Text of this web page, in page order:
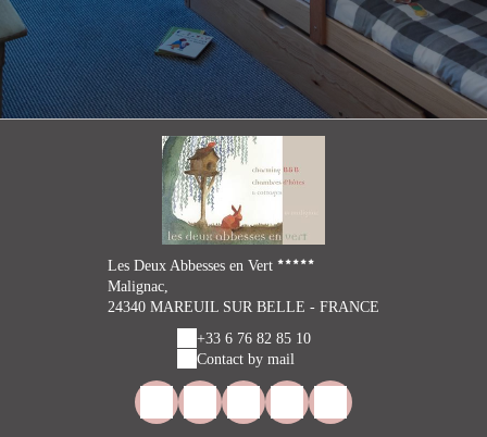
Les Deux Abbesses en Vert
Malignac,
24340 MAREUIL SUR BELLE - FRANCE
+33 6 76 82 85 10
Contact by mail